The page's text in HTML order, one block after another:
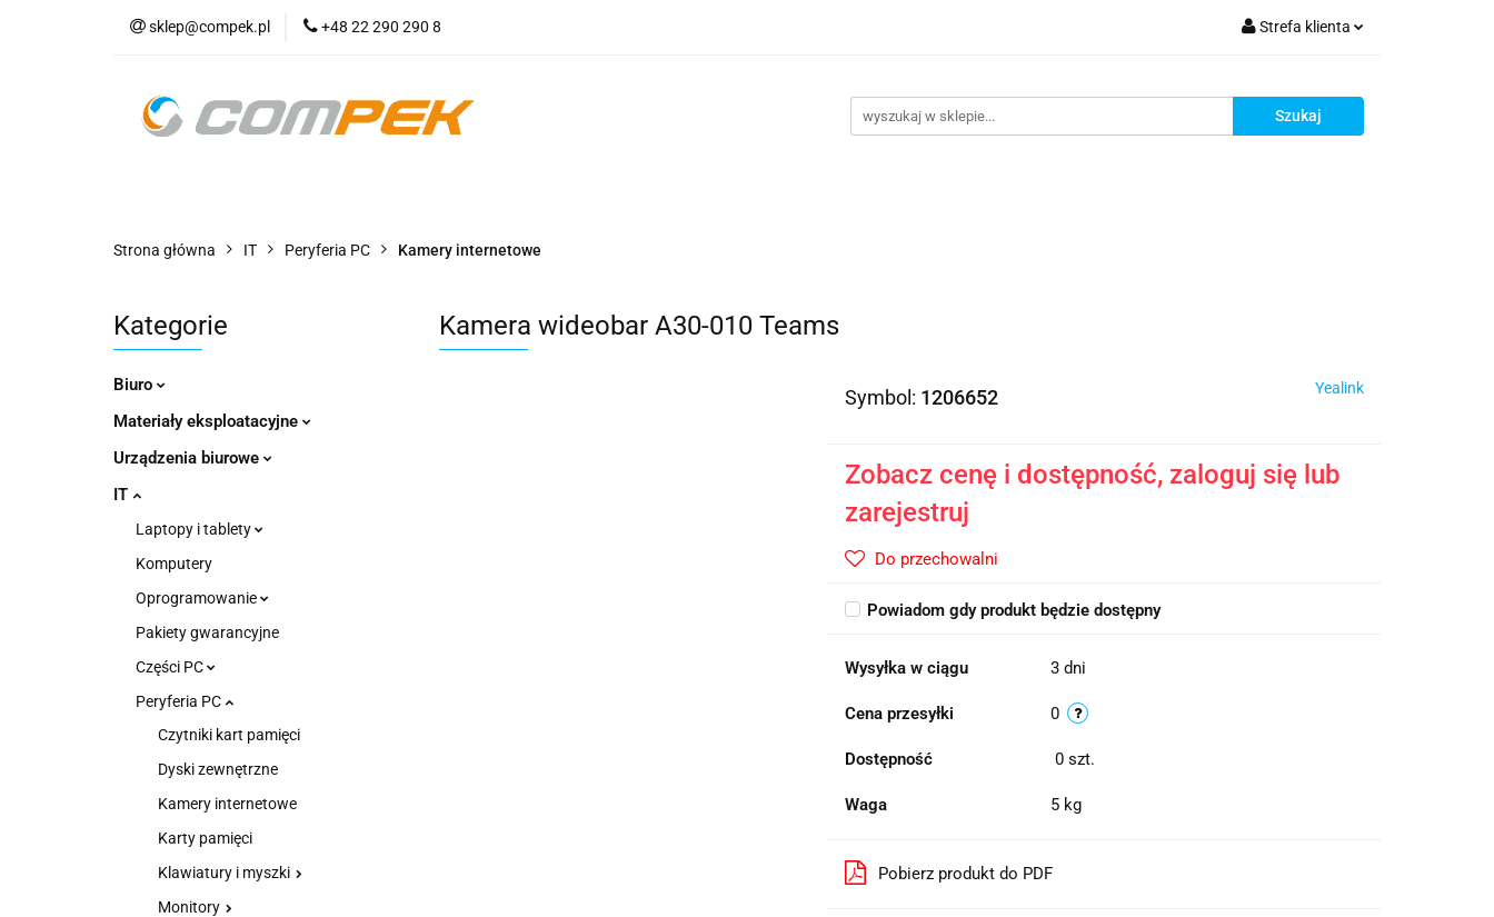
sklep@compek.pl +48 22 290 290 8 Strefa klienta
Zarejestruj się
O nas
Strona główna IT Peryferia PC Kamery internetowe
Kategorie
Biuro
Materiały eksploatacyjne
Urządzenia biurowe
IT
Laptopy i tablety
Komputery
Oprogramowanie
Pakiety gwarancyjne
Części PC
Peryferia PC
Czytniki kart pamięci
Dyski zewnętrzne
Kamery internetowe
Karty pamięci
Klawiatury i myszki
Monitory
Kamera wideobar A30-010 Teams
Symbol: 1206652 Yealink
Zobacz cenę i dostępność, zaloguj się lub
zarejestruj
Do przechowalni
Powiadom gdy produkt będzie dostępny
Wysyłka w ciągu 3 dni
Cena przesyłki 0
Dostępność 0 szt.
Waga 5 kg
Pobierz produkt do PDF